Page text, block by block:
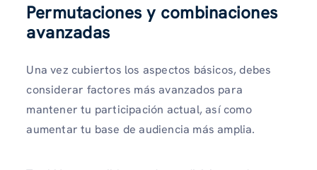
Permutaciones y combinaciones
avanzadas
Una vez cubiertos los aspectos básicos, debes
considerar factores más avanzados para
mantener tu participación actual, así como
aumentar tu base de audiencia más amplia.